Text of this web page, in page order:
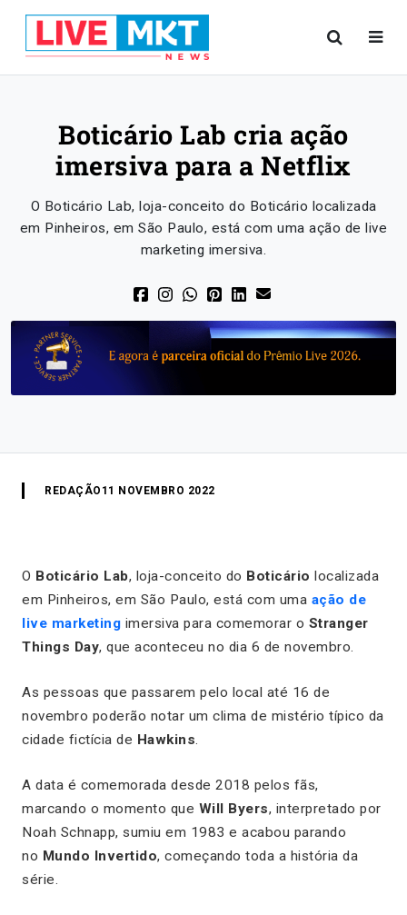
Boticário Lab cria ação
imersiva para a Netflix
O Boticário Lab, loja-conceito do Boticário localizada
em Pinheiros, em São Paulo, está com uma ação de live
marketing imersiva.
REDAÇÃO 11 NOVEMBRO 2022
O Boticário Lab, loja-conceito do Boticário localizada
em Pinheiros, em São Paulo, está com uma ação de
live marketing imersiva para comemorar o Stranger
Things Day, que aconteceu no dia 6 de novembro.
As pessoas que passarem pelo local até 16 de
novembro poderão notar um clima de mistério típico da
cidade fictícia de Hawkins.
A data é comemorada desde 2018 pelos fãs,
marcando o momento que Will Byers, interpretado por
Noah Schnapp, sumiu em 1983 e acabou parando
no Mundo Invertido, começando toda a história da
série.